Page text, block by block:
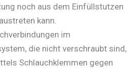
noch aus dem Einfüllstutzen
kann.
im
die nicht verschraubt sind,
Schlauchklemmen gegen